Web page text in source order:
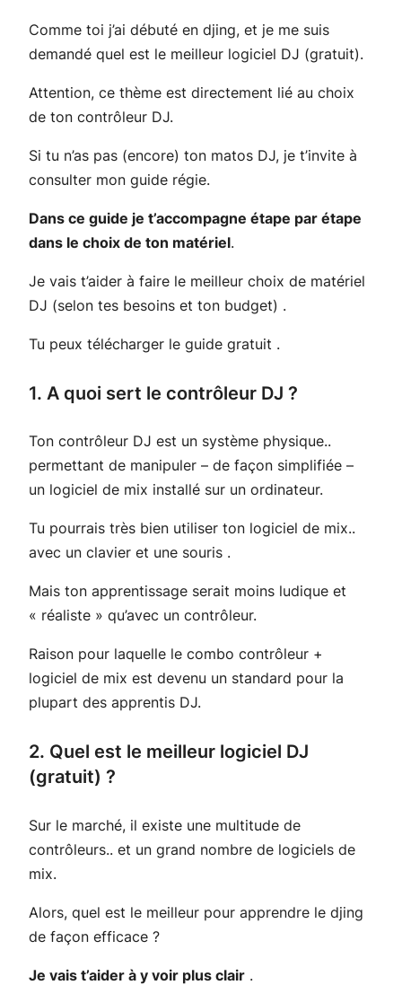
Comme toi j’ai débuté en djing, et je me suis
demandé quel est le meilleur logiciel DJ (gratuit).
Attention, ce thème est directement lié au choix
de ton contrôleur DJ.
Si tu n’as pas (encore) ton matos DJ, je t’invite à
consulter mon guide régie.
Dans ce guide je t’accompagne étape par étape
dans le choix de ton matériel.
Je vais t’aider à faire le meilleur choix de matériel
DJ (selon tes besoins et ton budget) .
Tu peux télécharger le guide gratuit .
1. A quoi sert le contrôleur DJ ?
Ton contrôleur DJ est un système physique..
permettant de manipuler – de façon simplifiée –
un logiciel de mix installé sur un ordinateur.
Tu pourrais très bien utiliser ton logiciel de mix..
avec un clavier et une souris .
Mais ton apprentissage serait moins ludique et
« réaliste » qu’avec un contrôleur.
Raison pour laquelle le combo contrôleur +
logiciel de mix est devenu un standard pour la
plupart des apprentis DJ.
2. Quel est le meilleur logiciel DJ
(gratuit) ?
Sur le marché, il existe une multitude de
contrôleurs.. et un grand nombre de logiciels de
mix.
Alors, quel est le meilleur pour apprendre le djing
de façon efficace ?
Je vais t’aider à y voir plus clair .